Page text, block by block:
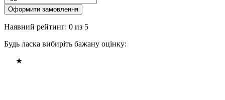
Оформити замовлення
Наявний рейтинг: 0 из 5
Будь ласка вибиріть бажану оцінку: